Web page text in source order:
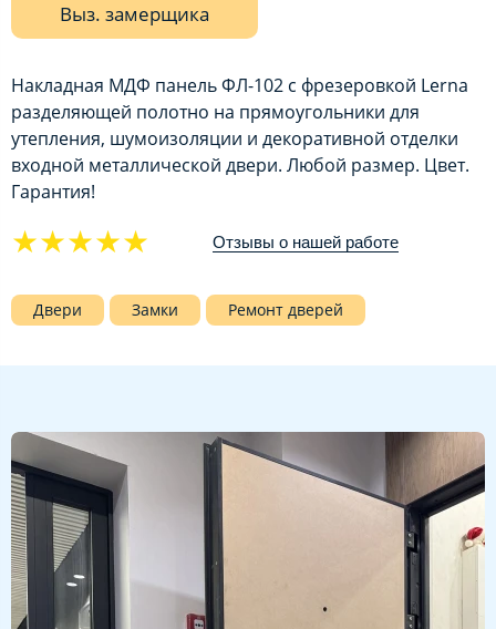
Выз. замерщика
Накладная МДФ панель ФЛ-102 с фрезеровкой Lerna
разделяющей полотно на прямоугольники для
утепления, шумоизоляции и декоративной отделки
входной металлической двери. Любой размер. Цвет.
Гарантия!
★★★★★ Отзывы о нашей работе
Двери Замки Ремонт дверей